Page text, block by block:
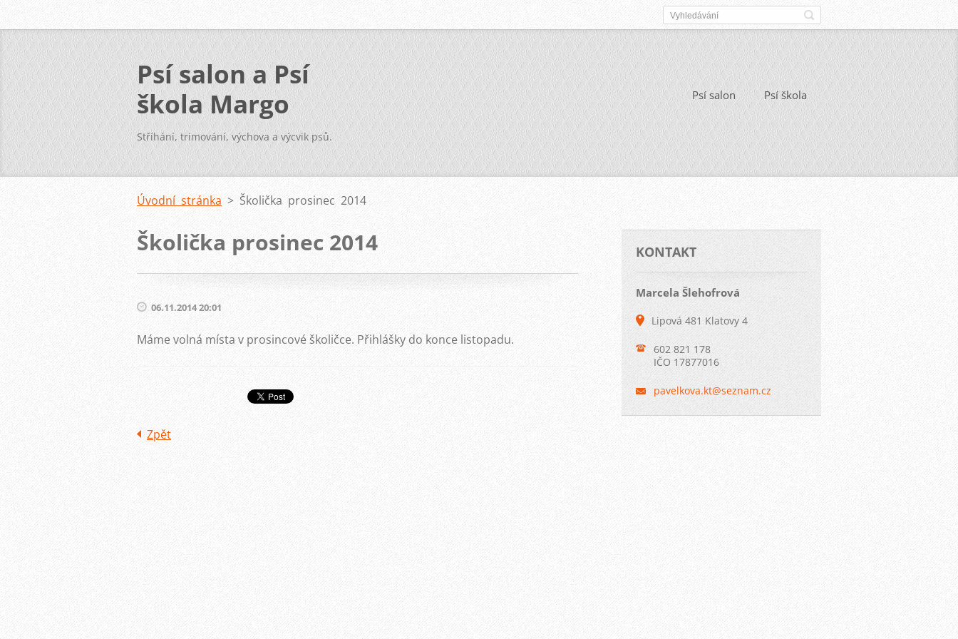
Psí salon a Psí
škola Margo
Klatovy
Stříhání, trimování, výchova a výcvik psů.
Psí salon Psí škola
Úvodní stránka > Školička prosinec 2014
Školička prosinec 2014
06.11.2014 20:01
Máme volná místa v prosincové školičce. Přihlášky do konce listopadu.
Zpět
KONTAKT
Marcela Šlehofrová
Lipová 481 Klatovy 4
602 821 178
IČO 17877016
pavelkova.kt@seznam.cz